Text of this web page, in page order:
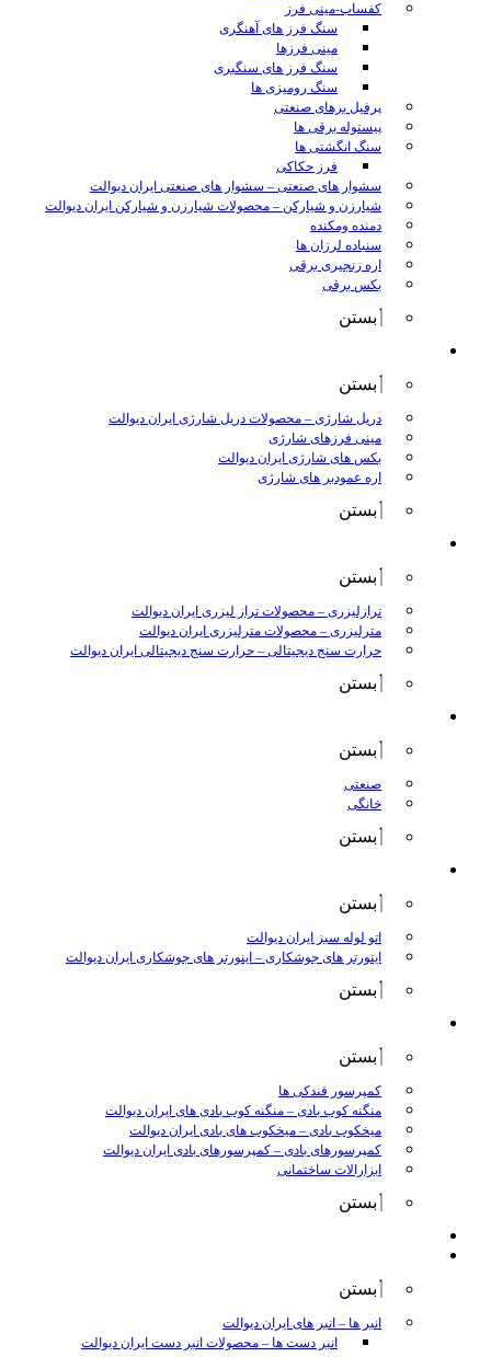
کفساب-مینی فرز
سنگ فرز های آهنگری
مینی فرزها
سنگ فرز های سنگبری
سنگ رومیزی ها
پرفیل برهای صنعتی
پیستوله برقی ها
سنگ انگشتی ها
فرز حکاکی
سشوار های صنعتی – سشوار های صنعتی ایران دیوالت
شیارزن و شیارکن – محصولات شیارزن و شیارکن ایران دیوالت
دمنده ومکنده
سنباده لرزان ها
اره زنجیری برقی
بکس برقی
بستن
بستن
دریل شارژی – محصولات دریل شارژی ایران دیوالت
مینی فرزهای شارژی
بکس های شارژی ایران دیوالت
اره عمودبر های شارژی
بستن
بستن
ترازلیزری – محصولات تراز لیزری ایران دیوالت
مترلیزری – محصولات مترلیزری ایران دیوالت
حرارت سنج دیجیتالی – حرارت سنج دیجیتالی ایران دیوالت
بستن
بستن
صنعتی
خانگی
بستن
بستن
اتو لوله سبز ایران دیوالت
اینورتر های جوشکاری – اینورتر های جوشکاری ایران دیوالت
بستن
بستن
کمپرسور فندکی ها
منگنه کوب بادی – منگنه کوب بادی های ایران دیوالت
میخکوب بادی – میخکوب های بادی ایران دیوالت
کمپرسورهای بادی – کمپرسورهای بادی ایران دیوالت
ابزارالات ساختمانی
بستن
بستن
انبر ها – انبر های ایران دیوالت
انبر دست ها – محصولات انبر دست ایران دیوالت